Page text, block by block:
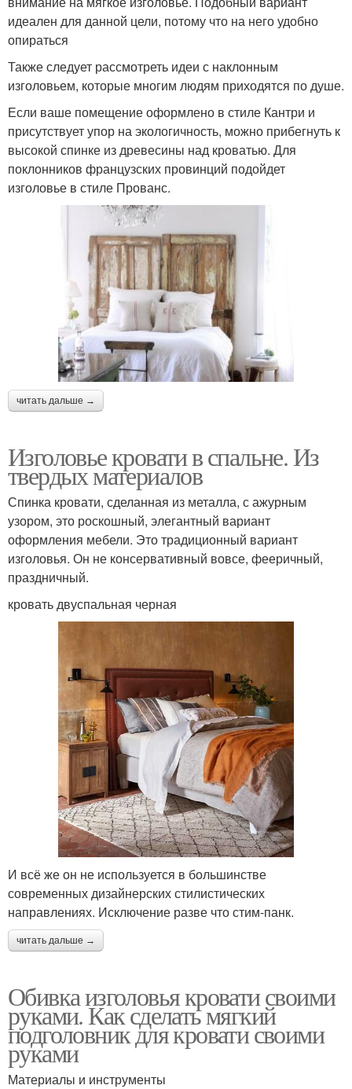
идеален для данной цели, потому что на него удобно
опираться
Также следует рассмотреть идеи с наклонным
изголовьем, которые многим людям приходятся по душе.
Если ваше помещение оформлено в стиле Кантри и
присутствует упор на экологичность, можно прибегнуть к
высокой спинке из древесины над кроватью. Для
поклонников французских провинций подойдет
изголовье в стиле Прованс.
читать дальше →
Изголовье кровати в спальне. Из
твердых материалов
Спинка кровати, сделанная из металла, с ажурным
узором, это роскошный, элегантный вариант
оформления мебели. Это традиционный вариант
изголовья. Он не консервативный вовсе, фееричный,
праздничный.
кровать двуспальная черная
И всё же он не используется в большинстве
современных дизайнерских стилистических
направлениях. Исключение разве что стим-панк.
читать дальше →
Обивка изголовья кровати своими
руками. Как сделать мягкий
подголовник для кровати своими
руками
Материалы и инструменты